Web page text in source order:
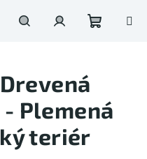
Plemená
teriér